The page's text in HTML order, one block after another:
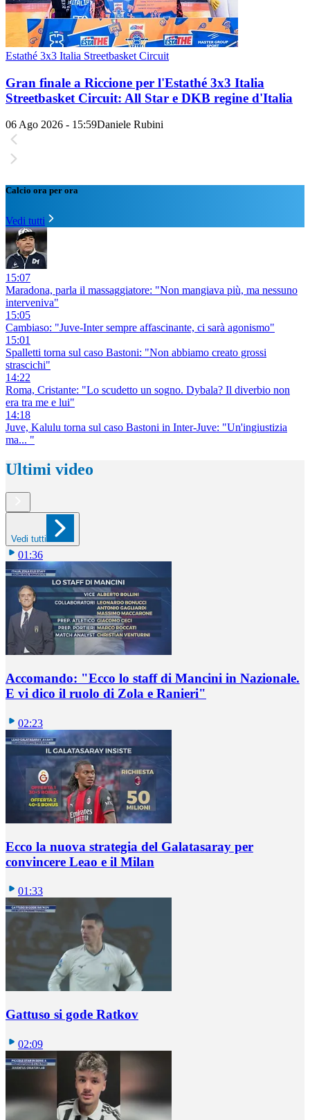
Estathé 3x3 Italia Streetbasket Circuit
Gran finale a Riccione per l'Estathé 3x3 Italia
Streetbasket Circuit: All Star e DKB regine d'Italia
06 Ago 2026 - 15:59Daniele Rubini
Calcio ora per ora
Vedi tutti
15:07
Maradona, parla il massaggiatore: "Non mangiava più, ma nessuno
interveniva"
15:05
Cambiaso: "Juve-Inter sempre affascinante, ci sarà agonismo"
15:01
Spalletti torna sul caso Bastoni: "Non abbiamo creato grossi
strascichi"
14:22
Roma, Cristante: "Lo scudetto un sogno. Dybala? Il diverbio non
era tra me e lui"
14:18
Juve, Kalulu torna sul caso Bastoni in Inter-Juve: "Un'ingiustizia
ma... "
Ultimi video
Vedi tutti
01:36
Accomando: "Ecco lo staff di Mancini in Nazionale.
E vi dico il ruolo di Zola e Ranieri"
02:23
Ecco la nuova strategia del Galatasaray per
convincere Leao e il Milan
01:33
Gattuso si gode Ratkov
02:09